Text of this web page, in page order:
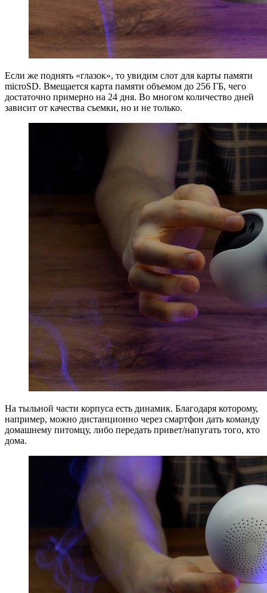
Если же поднять «глазок», то увидим слот для карты памяти
microSD. Вмещается карта памяти объемом до 256 ГБ, чего
достаточно примерно на 24 дня. Во многом количество дней
зависит от качества съемки, но и не только.
На тыльной части корпуса есть динамик. Благодаря которому,
например, можно дистанционно через смартфон дать команду
домашнему питомцу, либо передать привет/напугать того, кто
дома.